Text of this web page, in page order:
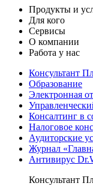
Продукты и
Для кого
Сервисы
О компании
Работа у нас
Консультант
Образование
Электронная
Консалтинг в
Налоговое
Аудиторские
Журнал
Антивирус
Консультант